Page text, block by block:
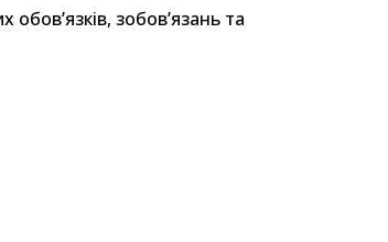
зобов’язань та